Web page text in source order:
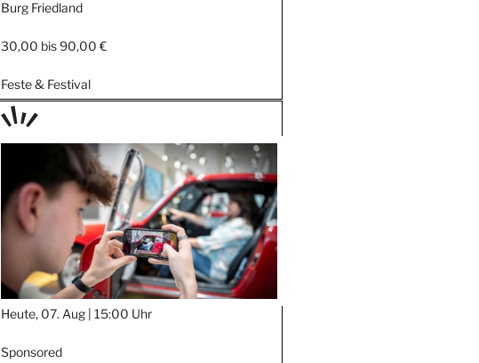
Burg Friedland
30,00 bis 90,00 €
Feste & Festival
TAGE
Heute, 07. Aug | 15:00 Uhr
Sponsored